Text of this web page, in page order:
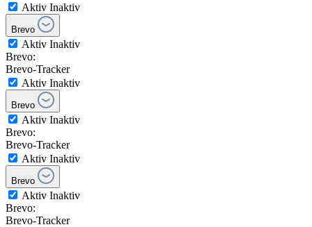
Aktiv Inaktiv
Brevo
Aktiv Inaktiv
Brevo:
Brevo-Tracker
Aktiv Inaktiv
Brevo
Aktiv Inaktiv
Brevo:
Brevo-Tracker
Aktiv Inaktiv
Brevo
Aktiv Inaktiv
Brevo:
Brevo-Tracker